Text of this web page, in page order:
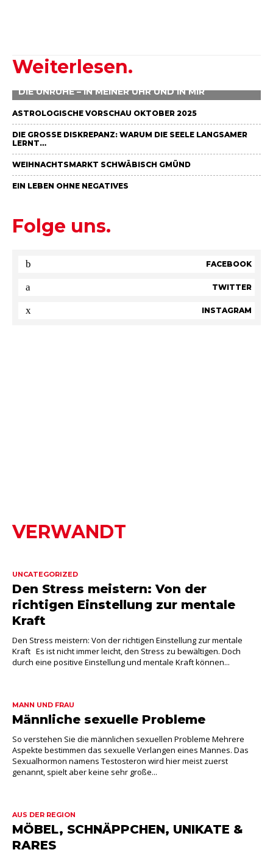
Weiterlesen.
DIE UNRUHE – IN MEINER UHR UND IN MIR
ASTROLOGISCHE VORSCHAU OKTOBER 2025
DIE GROSSE DISKREPANZ: WARUM DIE SEELE LANGSAMER L
ERNT…
WEIHNACHTSMARKT SCHWÄBISCH GMÜND
EIN LEBEN OHNE NEGATIVES
Folge uns.
FACEBOOK
TWITTER
INSTAGRAM
VERWANDT
UNCATEGORIZED
Den Stress meistern: Von der
richtigen Einstellung zur mentale
Kraft
Den Stress meistern: Von der richtigen Einstellung zur mentale
Kraft Es ist nicht immer leicht, den Stress zu bewältigen. Doch
durch eine positive Einstellung und mentale Kraft können...
MANN UND FRAU
Männliche sexuelle Probleme
So verstehen Sie die männlichen sexuellen Probleme Mehrere
Aspekte bestimmen das sexuelle Verlangen eines Mannes. Das
Sexualhormon namens Testosteron wird hier meist zuerst
genannt, spielt aber keine sehr große...
AUS DER REGION
MÖBEL, SCHNÄPPCHEN, UNIKATE &
RARES